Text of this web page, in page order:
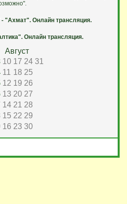
- "Ахмат". Онлайн трансляция.
Онлайн трансляция.
Август
10 17 24 31
11 18 25
12 19 26
13 20 27
14 21 28
15 22 29
16 23 30